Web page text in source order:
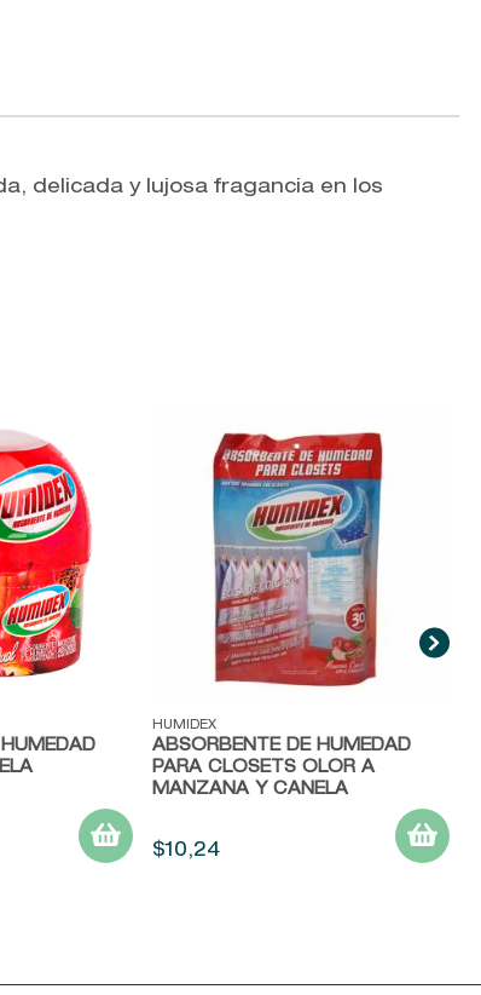
delicada y lujosa fragancia en los
Vista rápida
HUMIDEX
ABSORBENTE DE HUMEDAD
PARA CLOSETS OLOR A
MANZANA Y CANELA
$10,24